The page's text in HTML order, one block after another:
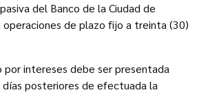
del Banco de la Ciudad de
operaciones de plazo fijo a treinta (30)
intereses debe ser presentada
posteriores de efectuada la